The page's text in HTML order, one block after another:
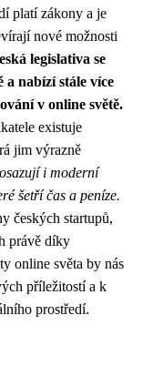
platí zákony a je
nové možnosti
legislativa se
nabízí stále více
v online světě.
existuje
jim výrazně
i moderní
šetří čas a peníze.
českých startupů,
právě díky
online světa by nás
příležitostí a k
prostředí.